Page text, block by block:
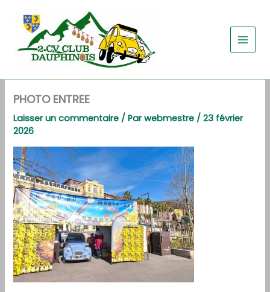
contenu
PHOTO ENTREE
Laisser un commentaire / Parwebmestre /23 février
2026